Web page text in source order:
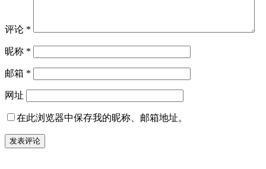
评论 *
昵称 *
邮箱 *
网址
在此浏览器中保存我的昵称、邮箱地址。